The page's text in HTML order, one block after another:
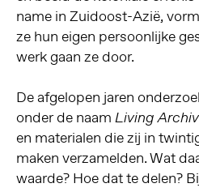
name in Zuidoost-Azië,
ze hun eigen persoonlijke
werk gaan ze door.
De afgelopen jaren
onder de naam Living
en materialen die zij in
maken verzamelden. Wat
waarde? Hoe dat te delen?